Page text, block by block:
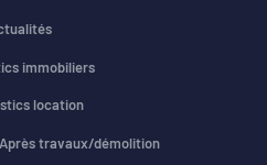
immobiliers
location
travaux/démolition